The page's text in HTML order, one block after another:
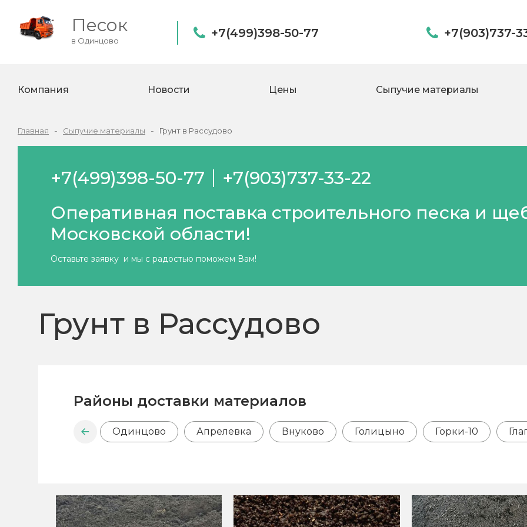
Песок
в Одинцово
+7(499)398-50-77 +7(903)737-
Компания Новости Цены Сыпучие материалы
Главная Сыпучие материалы Грунт в Рассудово
+7(499)398-50-77
+7(903)737-33-22
Оперативная поставка строительного песка и
Московской области!
Оставьте заявку и мы с радостью поможем Вам!
Грунт в Рассудово
Районы доставки материалов
Одинцово Апрелевка Внуково Голицыно Горки-10